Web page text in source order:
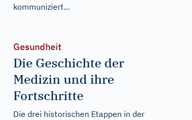
kommuniziert...
Gesundheit
Die Geschichte der
Medizin und ihre
Fortschritte
Die drei historischen Etappen in der